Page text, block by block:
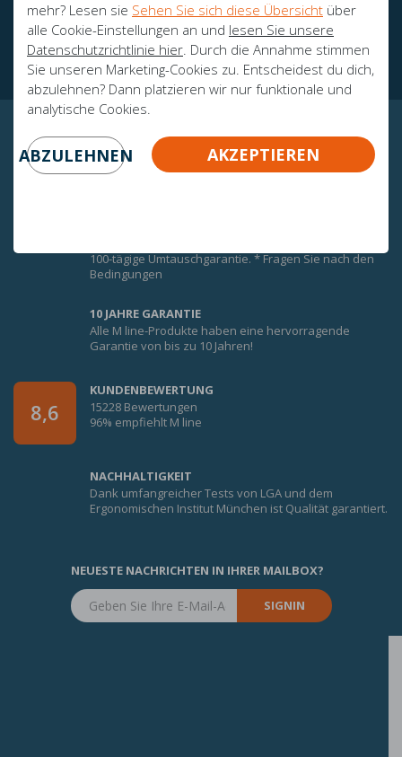
mehr? Lesen sie Sehen Sie sich diese Übersicht über
alle Cookie-Einstellungen an und lesen Sie unsere
Datenschutzrichtlinie hier. Durch die Annahme stimmen
Sie unseren Marketing-Cookies zu. Entscheidest du dich,
abzulehnen? Dann platzieren wir nur funktionale und
analytische Cookies.
ABZULEHNEN AKZEPTIEREN
Botschafter
Zertifikate
GARANTIERTE GEWISSHEIT!
100-tägige Umtauschgarantie. * Fragen Sie nach den
Bedingungen
10 JAHRE GARANTIE
Alle M line-Produkte haben eine hervorragende
Garantie von bis zu 10 Jahren!
8,6
KUNDENBEWERTUNG
15228 Bewertungen
96% empfiehlt M line
NACHHALTIGKEIT
Dank umfangreicher Tests von LGA und dem
Ergonomischen Institut München ist Qualität garantiert.
NEUESTE NACHRICHTEN IN IHRER MAILBOX?
SIGNIN